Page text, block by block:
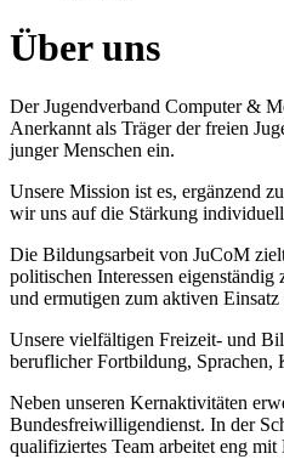
Über uns
Der Jugendverband Computer &
Anerkannt als Träger der freien
junger Menschen ein.
Unsere Mission ist es, ergänzend
wir uns auf die Stärkung
Die Bildungsarbeit von JuCoM
politischen Interessen
und ermutigen zum aktiven
Unsere vielfältigen Freizeit- und
beruflicher Fortbildung, Sprachen,
Neben unseren Kernaktivitäten
Bundesfreiwilligendienst. In der
qualifiziertes Team arbeitet eng